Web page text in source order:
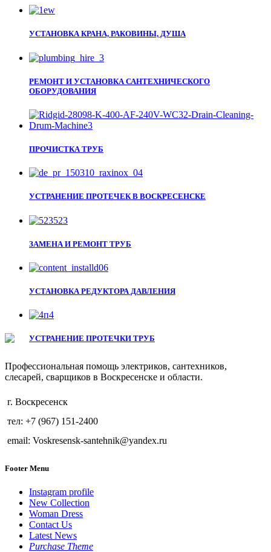
УСТАНОВКА КРАНА, РАКОВИНЫ, ДУША
РЕМОНТ И УСТАНОВКА САНТЕХНИЧЕСКОГО
ОБОРУДОВАНИЯ
ПРОЧИСТКА ТРУБ
УСТРАНЕНИЕ ПРОТЕЧЕК В ВОСКРЕСЕНСКЕ
ЗАМЕНА И РЕМОНТ ТРУБ
УСТАНОВКА РЕДУКТОРА ДАВЛЕНИЯ
УСТРАНЕНИЕ ПРОТЕЧКИ ТРУБ
Профессиональная помощь электриков, сантехников,
слесарей, сварщиков в Воскресенске и области.
г. Воскресенск
тел: +7 (967) 151-2400
email: Voskresensk-santehnik@yandex.ru
Footer Menu
Instagram profile
New Collection
Woman Dress
Contact Us
Latest News
Purchase Theme